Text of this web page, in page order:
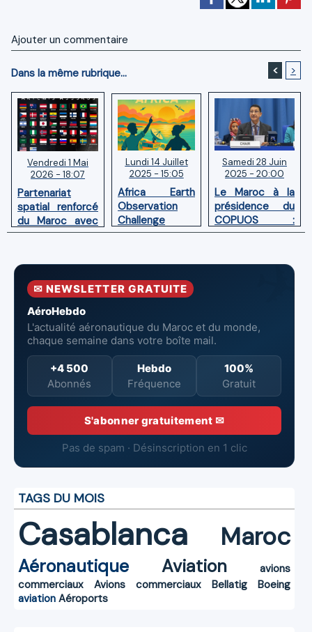
Ajouter un commentaire
Dans la même rubrique... < >
Vendredi 1 Mai
2026 - 18:07
Partenariat
spatial renforcé
du Maroc avec
l'adhésion aux
Artemis
Lundi 14 Juillet
2025 - 15:05
Africa Earth
Observation
Challenge
(AEOC) 2025:
spatiaux
entrent dans
Samedi 28 Juin
2025 - 20:00
Le Maroc à la
présidence du
COPUOS :
Impulser le
spatial en
✉ NEWSLETTER GRATUITE
AéroHebdo
L'actualité aéronautique du Maroc et du monde,
chaque semaine dans votre boîte mail.
+4 500
Abonnés
Hebdo
Fréquence
100%
Gratuit
S'abonner gratuitement ✉
Pas de spam · Désinscription en 1 clic
TAGS DU MOIS
Casablanca Maroc
Aéronautique Aviation
avions
commerciaux
Avions commerciaux Bellatig
Boeing
aviation Aéroports